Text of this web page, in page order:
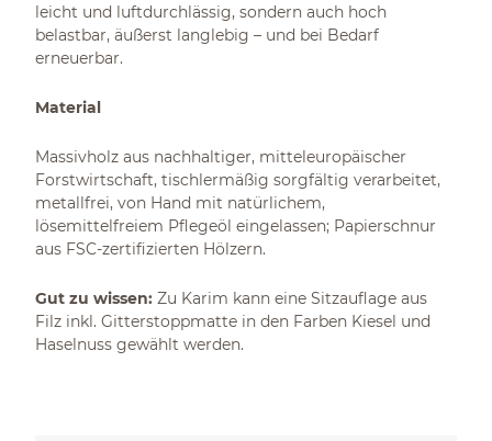
leicht und luftdurchlässig, sondern auch hoch
belastbar, äußerst langlebig – und bei Bedarf
erneuerbar.
Material
Massivholz aus nachhaltiger, mitteleuropäischer
Forstwirtschaft, tischlermäßig sorgfältig verarbeitet,
metallfrei, von Hand mit natürlichem,
lösemittelfreiem Pflegeöl eingelassen; Papierschnur
aus FSC-zertifizierten Hölzern.
Gut zu wissen: Zu Karim kann eine Sitzauflage aus
Filz inkl. Gitterstoppmatte in den Farben Kiesel und
Haselnuss gewählt werden.